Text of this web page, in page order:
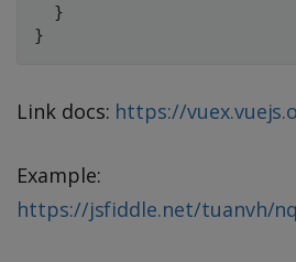
}
}
Link docs: https://
Example:
https://jsfiddle.net/tuanvh/